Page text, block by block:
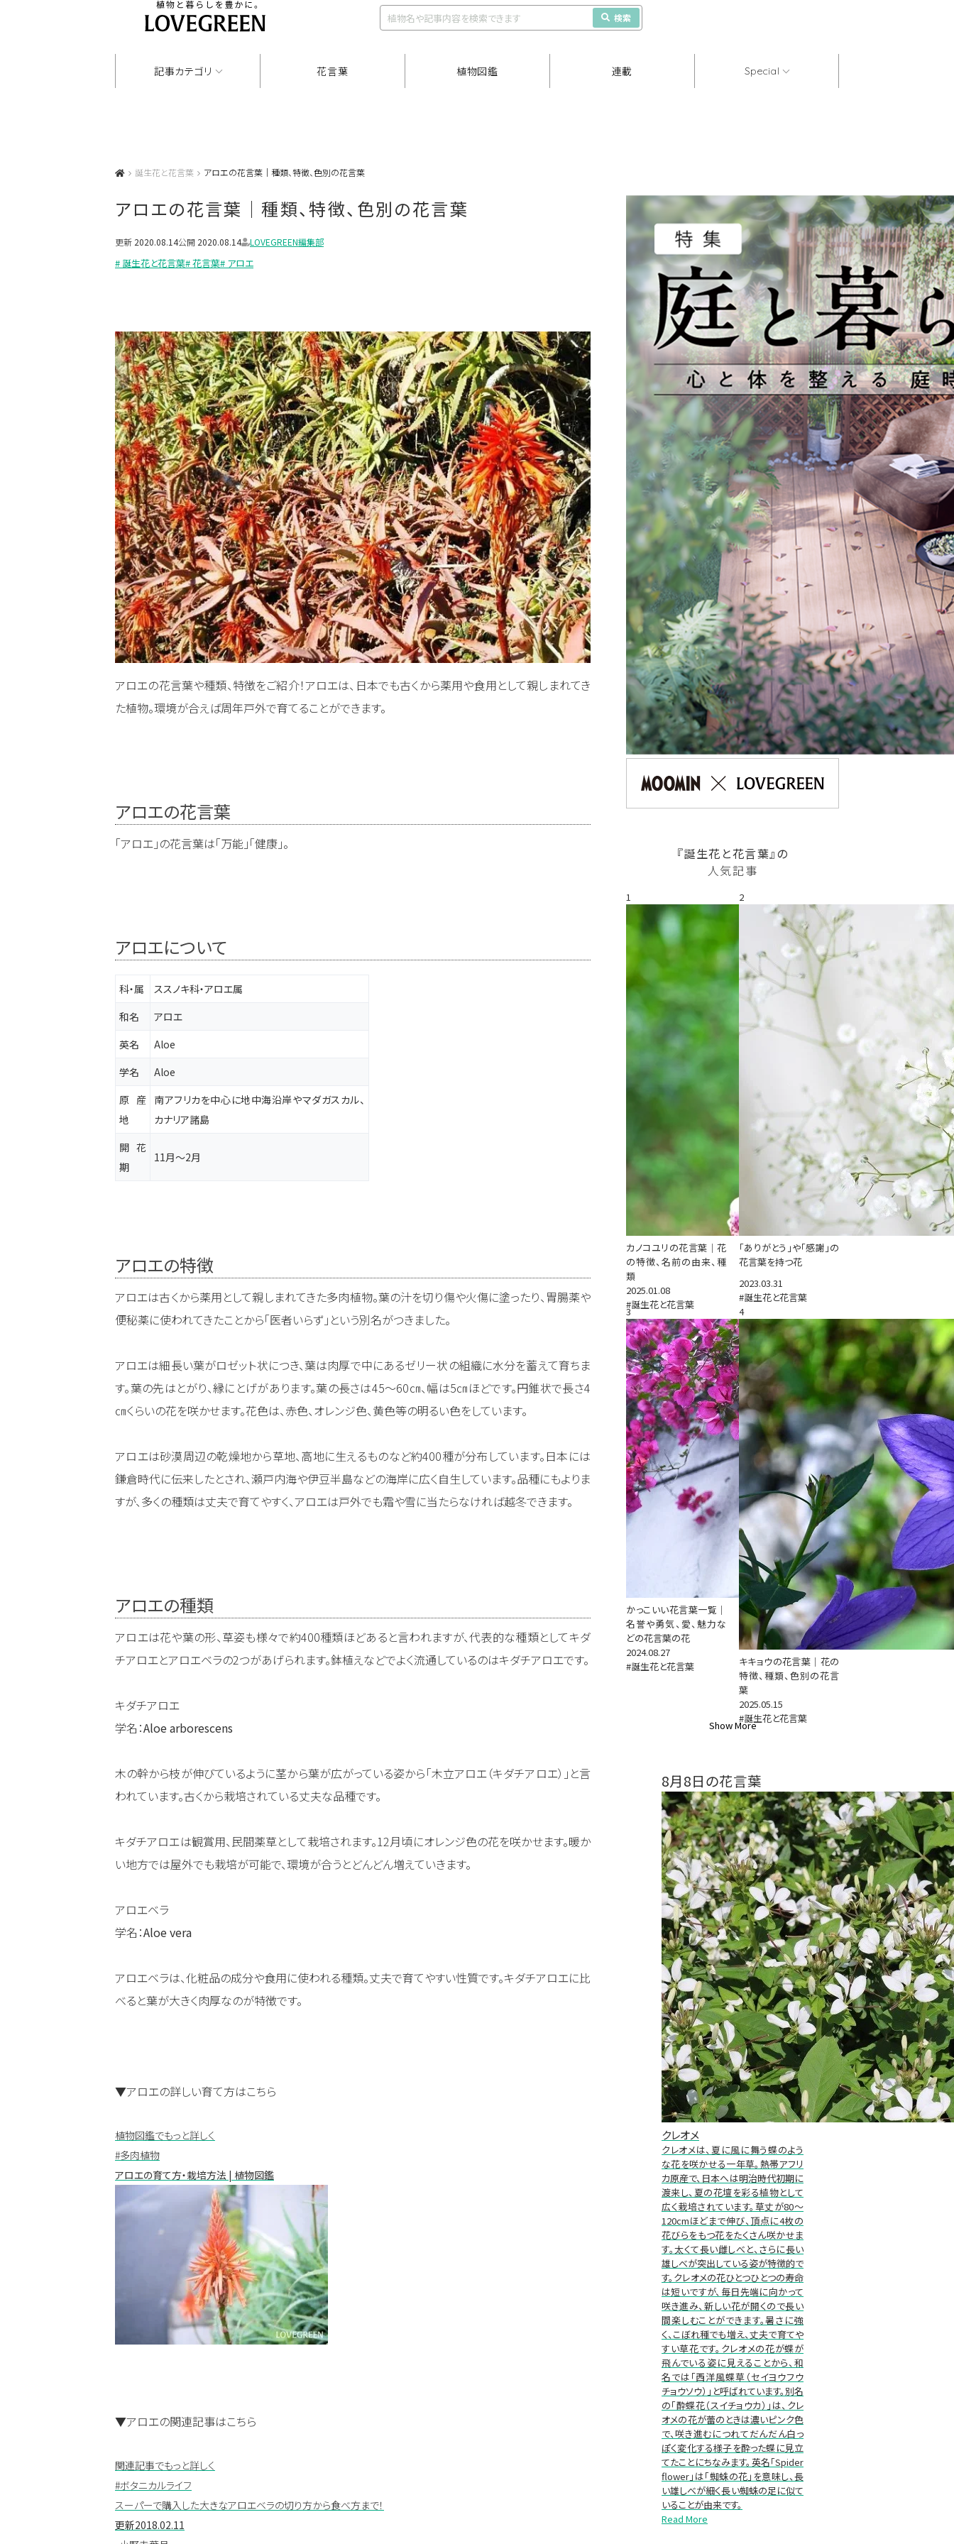
検索
記事カテゴリ 花言葉 植物図鑑 連載 Special
誕生花と花言葉 アロエの花言葉｜種類、特徴、色別の花言葉
アロエの花言葉｜種類、特徴、色別の花言葉
更新 2020.08.14公開 2020.08.14 LOVEGREEN編集部
# 誕生花と花言葉# 花言葉# アロエ
アロエの花言葉や種類、特徴をご紹介！アロエは、日本でも古くから薬用や食用として親しまれてき
た植物。環境が合えば周年戸外で育てることができます。
アロエの花言葉
「アロエ」の花言葉は「万能」「健康」。
アロエについて
科・属
ススノキ科・アロエ属
和名
アロエ
英名
Aloe
学名
Aloe
原産
地
南アフリカを中心に地中海沿岸やマダガスカル、
カナリア諸島
開花
期
11月～2月
アロエの特徴
アロエは古くから薬用として親しまれてきた多肉植物。葉の汁を切り傷や火傷に塗ったり、胃腸薬や
便秘薬に使われてきたことから「医者いらず」という別名がつきました。
アロエは細長い葉がロゼット状につき、葉は肉厚で中にあるゼリー状の組織に水分を蓄えて育ちま
す。葉の先はとがり、縁にとげがあります。葉の長さは45～60㎝、幅は5㎝ほどです。円錐状で長さ4
㎝くらいの花を咲かせます。花色は、赤色、オレンジ色、黄色等の明るい色をしています。
アロエは砂漠周辺の乾燥地から草地、高地に生えるものなど約400種が分布しています。日本には
鎌倉時代に伝来したとされ、瀬戸内海や伊豆半島などの海岸に広く自生しています。品種にもよりま
すが、多くの種類は丈夫で育てやすく、アロエは戸外でも霜や雪に当たらなければ越冬できます。
アロエの種類
アロエは花や葉の形、草姿も様々で約400種類ほどあると言われますが、代表的な種類としてキダ
チアロエとアロエベラの2つがあげられます。鉢植えなどでよく流通しているのはキダチアロエです。
キダチアロエ
学名：Aloe arborescens
木の幹から枝が伸びているように茎から葉が広がっている姿から「木立アロエ（キダチアロエ）」と言
われています。古くから栽培されている丈夫な品種です。
キダチアロエは観賞用、民間薬草として栽培されます。12月頃にオレンジ色の花を咲かせます。暖か
い地方では屋外でも栽培が可能で、環境が合うとどんどん増えていきます。
アロエベラ
学名：Aloe vera
アロエベラは、化粧品の成分や食用に使われる種類。丈夫で育てやすい性質です。キダチアロエに比
べると葉が大きく肉厚なのが特徴です。
▼アロエの詳しい育て方はこちら
植物図鑑でもっと詳しく
#多肉植物
アロエの育て方・栽培方法 | 植物図鑑
▼アロエの関連記事はこちら
関連記事でもっと詳しく
#ボタニカルライフ
スーパーで購入した大きなアロエベラの切り方から食べ方まで！
更新2018.02.11
『誕生花と花言葉』の
人気記事
1
カノコユリの花言葉｜花
の特徴、名前の由来、種
類
2025.01.08
#誕生花と花言葉
2
「ありがとう」や「感謝」の
花言葉を持つ花
2023.03.31
#誕生花と花言葉
3
かっこいい花言葉一覧｜
名誉や勇気、愛、魅力な
どの花言葉の花
2024.08.27
#誕生花と花言葉
4
キキョウの花言葉｜花の
特徴、種類、色別の花言
葉
2025.05.15
#誕生花と花言葉
Show More
8月8日の花言葉
クレオメ
クレオメは、夏に風に舞う蝶のよう
な花を咲かせる一年草。熱帯アフリ
カ原産で、日本へは明治時代初期に
渡来し、夏の花壇を彩る植物として
広く栽培されています。草丈が80～
120cmほどまで伸び、頂点に4枚の
花びらをもつ花をたくさん咲かせま
す。太くて長い雌しべと、さらに長い
雄しべが突出している姿が特徴的で
す。クレオメの花ひとつひとつの寿命
は短いですが、毎日先端に向かって
咲き進み、新しい花が開くので長い
間楽しむことができます。暑さに強
く、こぼれ種でも増え、丈夫で育てや
すい草花です。クレオメの花が蝶が
飛んでいる姿に見えることから、和
名では「西洋風蝶草（セイヨウフウ
チョウソウ）」と呼ばれています。別名
の「酔蝶花（スイチョウカ）」は、クレ
オメの花が蕾のときは濃いピンク色
で、咲き進むにつれてだんだん白っ
ぽく変化する様子を酔った蝶に見立
てたことにちなみます。英名「Spider
flower」は「蜘蛛の花」を意味し、長
い雄しべが細く長い蜘蛛の足に似て
いることが由来です。
Read More